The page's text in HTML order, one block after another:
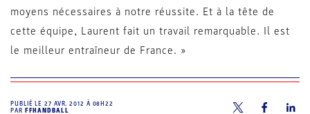
moyens nécessaires à notre réussite. Et à la tête de
cette équipe, Laurent fait un travail remarquable. Il est
le meilleur entraîneur de France. »
PUBLIÉ LE27 AVR. 2012 À 08H22
PAR FFHANDBALL